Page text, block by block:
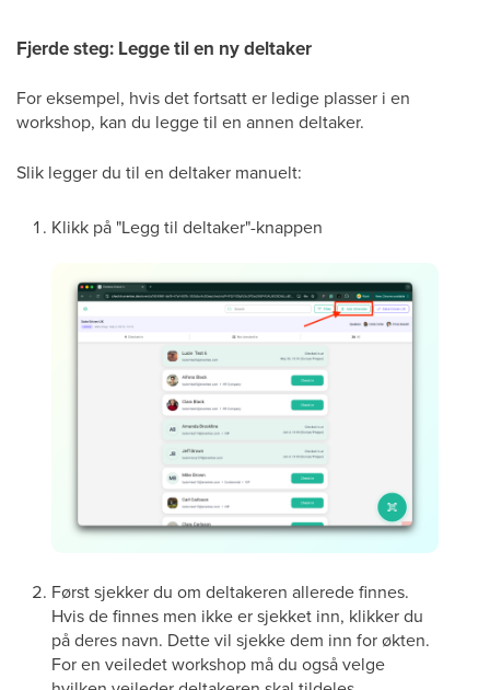
Fjerde steg: Legge til en ny deltaker
For eksempel, hvis det fortsatt er ledige plasser i en
workshop, kan du legge til en annen deltaker.
Slik legger du til en deltaker manuelt:
Klikk på "Legg til deltaker"-knappen
Først sjekker du om deltakeren allerede finnes.
Hvis de finnes men ikke er sjekket inn, klikker du
på deres navn. Dette vil sjekke dem inn for økten.
For en veiledet workshop må du også velge